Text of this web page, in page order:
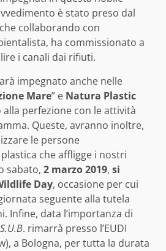
è stato preso dal
collaborando con
ha commissionato a
i canali dai rifiuti.
impegnato anche nelle
Mare” e Natura Plastic
alla perfezione con le attività
Queste, avranno inoltre,
le persone
che affligge i nostri
sabato, 2 marzo 2019, si
Day, occasione per cui
seguente alla tutela
Infine, data l’importanza di
. rimarrà presso l’EUDI
a Bologna, per tutta la durata